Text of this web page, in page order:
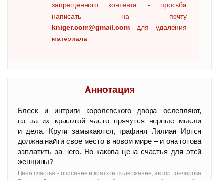
запрещенного контента - просьба
написать на почту
kniger.com@gmail.com для удаления
материала
Аннотация
Блеск и интриги королевского двора ослепляют,
но за их красотой часто прячутся черные мысли
и дела. Круги замыкаются, графиня Лилиан Иртон
должна найти свое место в новом мире – и она готова
заплатить за него. Но какова цена счастья для этой
женщины?
Цена счастья - oписание и краткое содержание, автор Гончарова